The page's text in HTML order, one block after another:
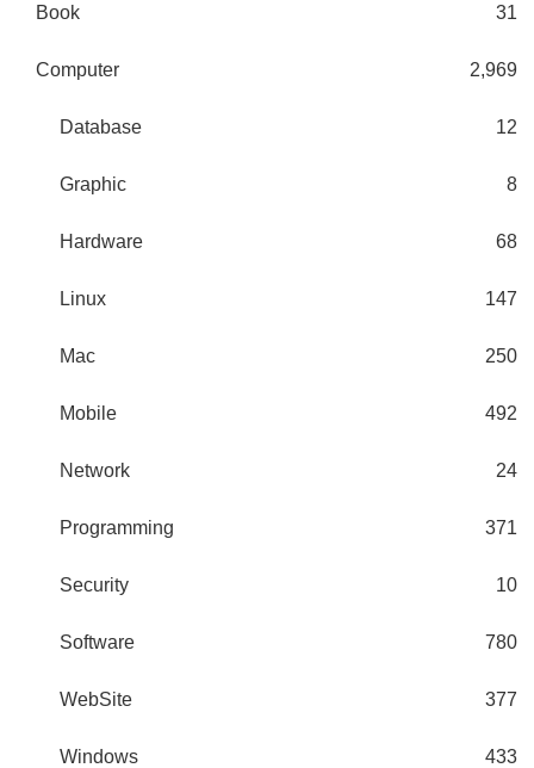
Book 31
Computer 2,969
Database 12
Graphic 8
Hardware 68
Linux 147
Mac 250
Mobile 492
Network 24
Programming 371
Security 10
Software 780
WebSite 377
Windows 433